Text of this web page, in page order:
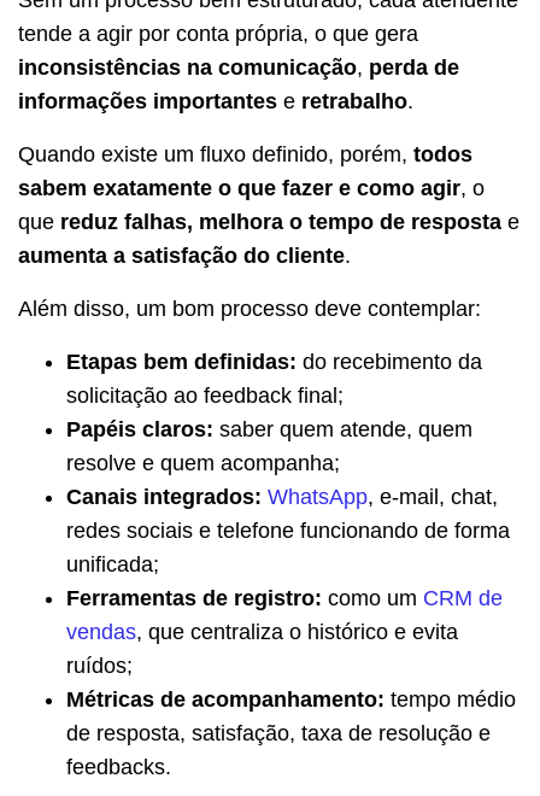
tende a agir por conta própria, o que gera
inconsistências na comunicação, perda de
informações importantes e retrabalho.
Quando existe um fluxo definido, porém, todos
sabem exatamente o que fazer e como agir, o
que reduz falhas, melhora o tempo de resposta e
aumenta a satisfação do cliente.
Além disso, um bom processo deve contemplar:
Etapas bem definidas: do recebimento da
solicitação ao feedback final;
Papéis claros: saber quem atende, quem
resolve e quem acompanha;
Canais integrados: WhatsApp, e-mail, chat,
redes sociais e telefone funcionando de forma
unificada;
Ferramentas de registro: como um CRM de
vendas, que centraliza o histórico e evita
ruídos;
Métricas de acompanhamento: tempo médio
de resposta, satisfação, taxa de resolução e
feedbacks.